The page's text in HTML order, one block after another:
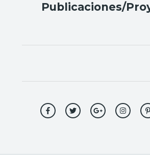
Publicaciones/